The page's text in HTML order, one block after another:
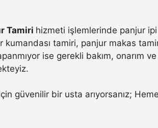
Tamiri hizmeti işlemlerinde panjur
kumandası tamiri, panjur makas
ise gerekli bakım, onarım
güvenilir bir usta arıyorsanız;